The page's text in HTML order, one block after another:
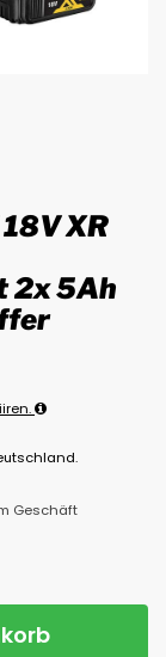
XR
2x 5Ah
Geschäft